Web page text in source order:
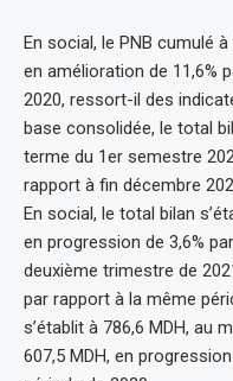
En social, le PNB cumulé
en amélioration de 11,6%
2020, ressort-il des
base consolidée, le total
terme du 1er semestre
rapport à fin décembre
En social, le total bilan
en progression de 3,6%
deuxième trimestre de
par rapport à la même
s’établit à 786,6 MDH, au
607,5 MDH, en